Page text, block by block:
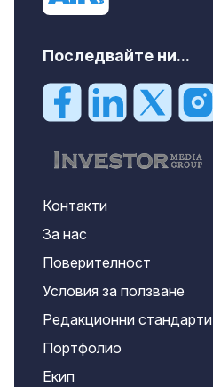
Последвайте ни...
Контакти
За нас
Поверителност
Условия за ползване
Редакционни стандарти
Портфолио
Екип